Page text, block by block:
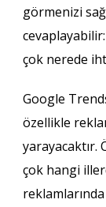
görmenizi
çok nerede
Google
özellikle
yarayacaktır.
çok hangi